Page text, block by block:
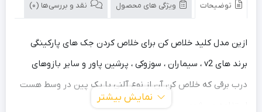
توضیحات ویژگی های محصول نقد و بررسی‌ها (0)
ازین مدل کلید خلاص کن برای خلاص کردن جک های پارکینگی
برند های v2 ، سیماران ، سوزوکی ، پرشین پاور و سایر بازوهای
درب برقی که خلاص کن آن از نوع آلنی با یک پین در وسط هست
نمایش بیشتر